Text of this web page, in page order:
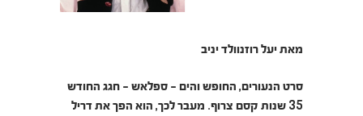
מאת יעל רוזנוולד יניב
סרט הנעורים, החופש והים – ספלאש – חגג החודש
35 שנות קסם צרוף. מעבר לכך, הוא הפך את דריל